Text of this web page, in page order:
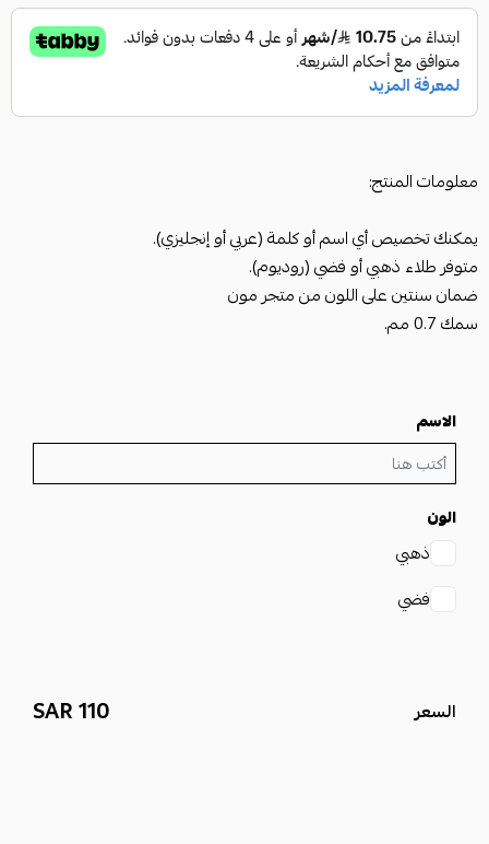
معلومات المنتج:
يمكنك تخصيص أي اسم أو كلمة (عربي أو إنجليزي).
متوفر طلاء ذهبي أو فضي (روديوم).
ضمان سنتين على اللون من متجر مون
سمك 0.7 مم.
الاسم
الون
ذهبي
فضي
السعر 110 SAR